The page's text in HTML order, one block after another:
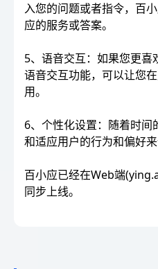
入您的问题或者指令，百
应的服务或答案。
5、语音交互：如果您更
语音交互功能，可以让您
用。
6、个性化设置：随着时间
和适应用户的行为和偏好来
百小应已经在Web端
同步上线。